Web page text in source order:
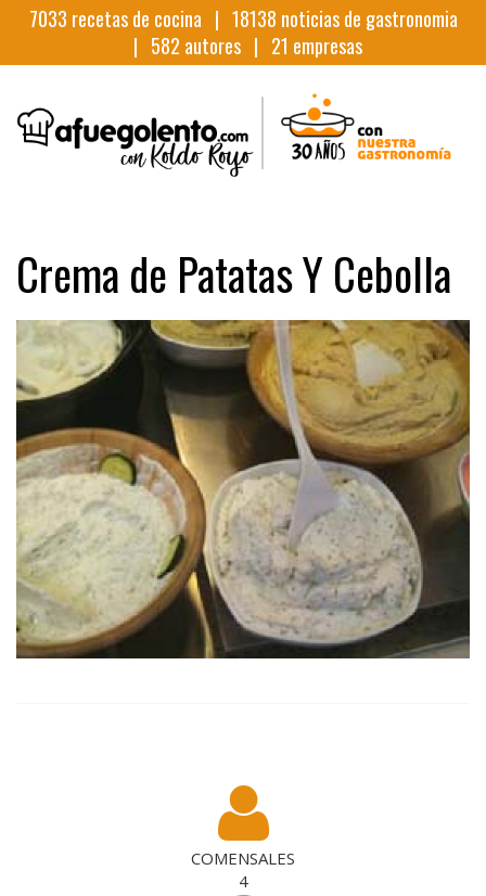
7033 recetas de cocina | 18138 noticias de gastronomia
| 582 autores | 21 empresas
Crema de Patatas Y Cebolla
COMENSALES
4